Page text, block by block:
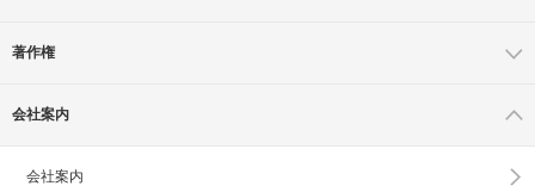
著作権
会社案内
会社案内